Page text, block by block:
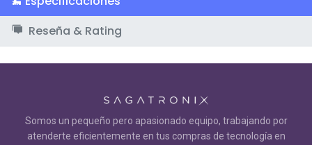
Reseña & Rating
Somos un pequeño pero apasionado equipo, trabajando por
atenderte eficientemente en tus compras de tecnología en